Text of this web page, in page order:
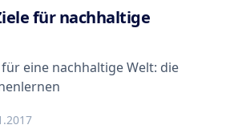
für nachhaltige
eine nachhaltige Welt: die